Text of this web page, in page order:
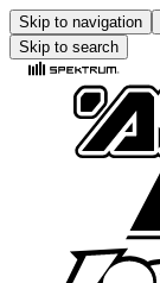
Skip to navigation
Skip to search